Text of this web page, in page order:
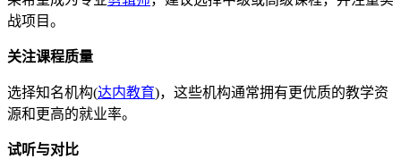
战项目。
关注课程质量
选择知名机构(达内教育)，这些机构通常拥有更优质的教学资
源和更高的就业率。
试听与对比